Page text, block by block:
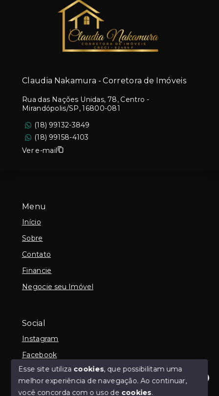
Olá! Estamos disponíveis para te ajudar.
Menu
Início
Sobre
Contato
Financie
Negocie seu Imóvel
Social
Instagram
Facebook
Claudia Nakamura - Corretora de Imóveis
Rua das Nações Unidas, 78, Centro -
Mirandópolis/SP, 16800-081
(18) 99132-3849
(18) 99158-4103
Ver e-mail
Esse site utiliza cookies, que possibilitam uma
melhor experiência de navegação.Ao continuar,
você concorda com o uso de cookies.